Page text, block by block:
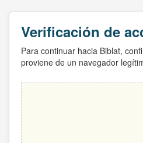
Verificación de
Para continuar hacia Biblat,
proviene de un navegador